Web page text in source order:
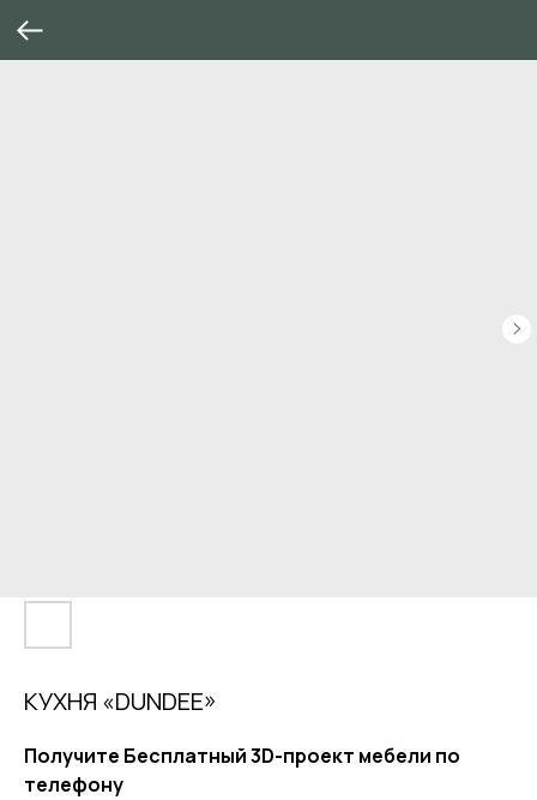
КУХНЯ «DUNDEE»
Получите Бесплатный 3D-проект мебели по
телефону